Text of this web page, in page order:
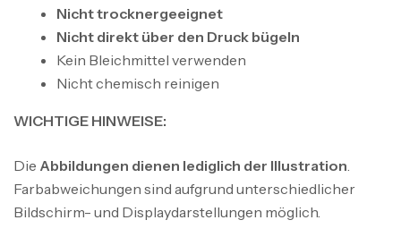
Nicht trocknergeeignet
Nicht direkt über den Druck bügeln
Kein Bleichmittel verwenden
Nicht chemisch reinigen
WICHTIGE HINWEISE:
Die Abbildungen dienen lediglich der Illustration.
Farbabweichungen sind aufgrund unterschiedlicher
Bildschirm- und Displaydarstellungen möglich.